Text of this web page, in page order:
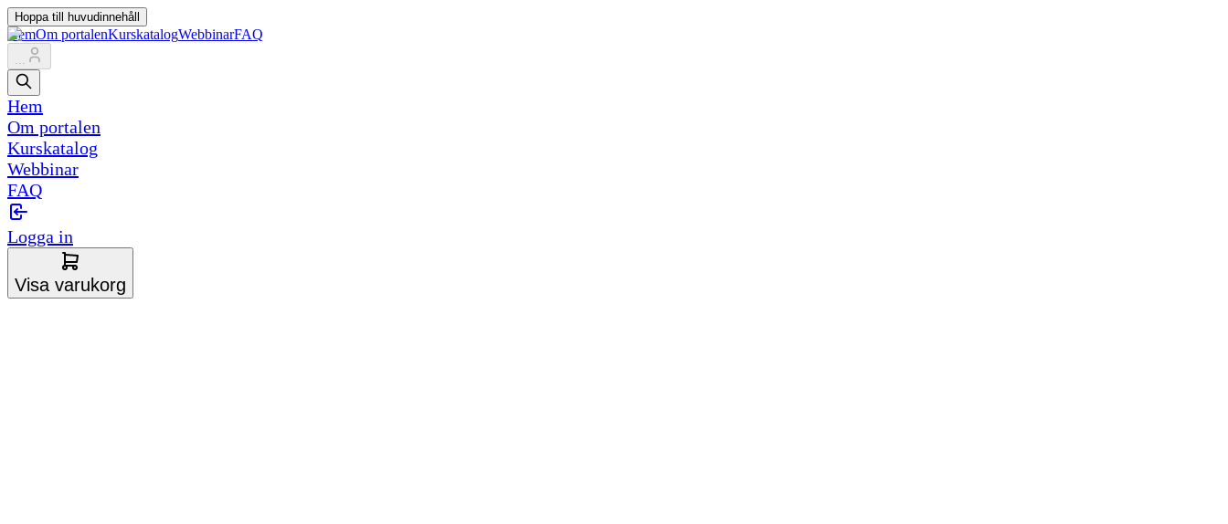
Hoppa till huvudinnehåll
HemOm portalenKurskatalogWebbinarFAQ
...
Hem
Om portalen
Kurskatalog
Webbinar
FAQ
Logga in
Visa varukorg